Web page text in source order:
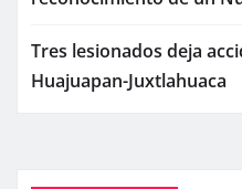
Tres lesionados deja
Huajuapan-Juxtlahuaca